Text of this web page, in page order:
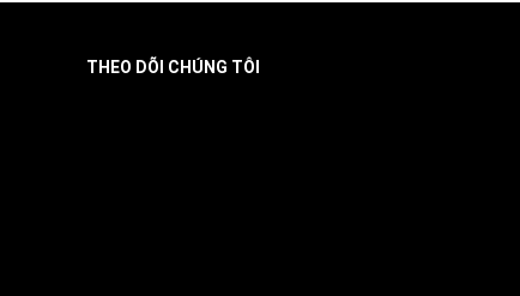
THEO DÕI CHÚNG TÔI